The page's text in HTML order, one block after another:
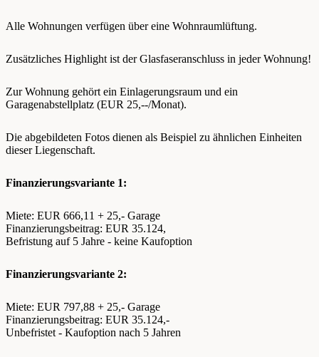
Alle Wohnungen verfügen über eine Wohnraumlüftung.
Zusätzliches Highlight ist der Glasfaseranschluss in jeder Wohnung!
Zur Wohnung gehört ein Einlagerungsraum und ein
Garagenabstellplatz (EUR 25,--/Monat).
Die abgebildeten Fotos dienen als Beispiel zu ähnlichen Einheiten
dieser Liegenschaft.
Finanzierungsvariante 1:
Miete: EUR 666,11 + 25,- Garage
Finanzierungsbeitrag: EUR 35.124,
Befristung auf 5 Jahre - keine Kaufoption
Finanzierungsvariante 2:
Miete: EUR 797,88 + 25,- Garage
Finanzierungsbeitrag: EUR 35.124,-
Unbefristet - Kaufoption nach 5 Jahren